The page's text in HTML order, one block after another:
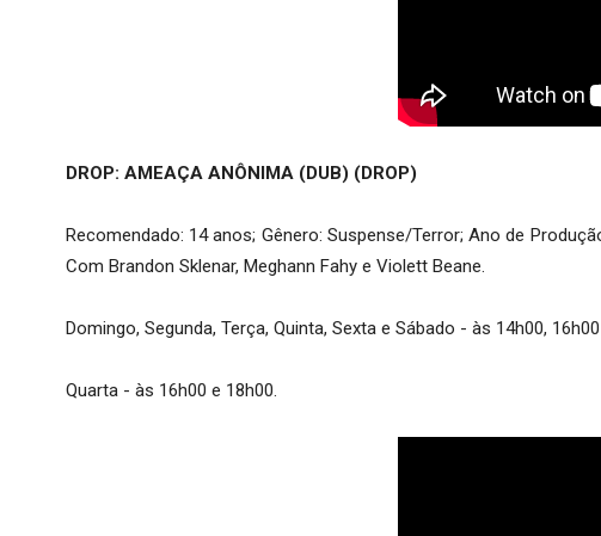
DROP: AMEAÇA ANÔNIMA (DUB) (DROP)
Recomendado: 14 anos; Gênero: Suspense/Terror; Ano de
Com Brandon Sklenar, Meghann Fahy e Violett Beane.
Domingo, Segunda, Terça, Quinta, Sexta e Sábado - às 14h00,
Quarta - às 16h00 e 18h00.